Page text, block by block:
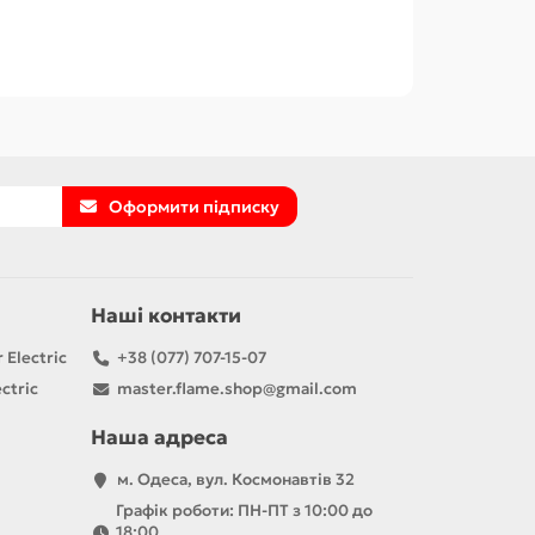
Оформити підписку
Electric
Наші контакти
+38 (077) 707-15-07
master.flame.shop@gmail.com
Наша адреса
м. Одеса, вул. Космонавтів 32
Графік роботи: ПН-ПТ з 10:00 до